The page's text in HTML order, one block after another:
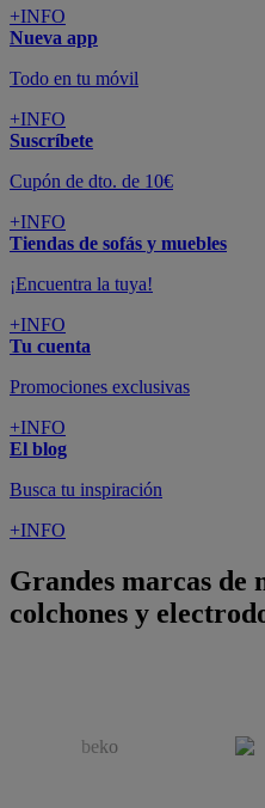
+INFO
Nueva app
Todo en tu móvil
+INFO
Suscríbete
Cupón de dto. de 10€
+INFO
Tiendas de sofás y muebles
¡Encuentra la tuya!
+INFO
Tu cuenta
Promociones exclusivas
+INFO
El blog
Busca tu inspiración
+INFO
Grandes marcas de
colchones y